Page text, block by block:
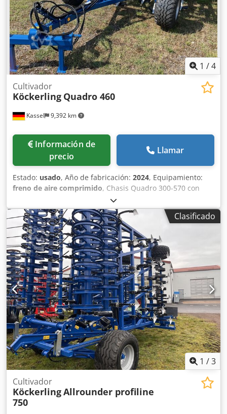
1 /4
Kassel 9,392 km
Cultivador
Köckerling Quadro 460
Información de
precio
Llamar
Estado: usado, Año de fabricación: 2024, Equipamiento:
freno de aire comprimido, Chasis Quadro 300-570 con
ajuste de profundidad manual, lanza telescópica categoría
III/IV / Juego de rejas HM con sistema de pulverización y
deflector, juego de rejas de ala plana, freno neumático / 40
km/h, rastra trasera, rodillo DSTS, iluminación / Chodpot
Tdv Hsfx Ahzea
Clasificado
1 /3
Cultivador
KöckerlingAllrounder profiline
750